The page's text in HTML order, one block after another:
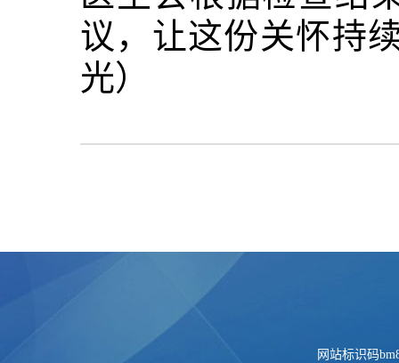
议，让这份关怀持
光）
网站标识码